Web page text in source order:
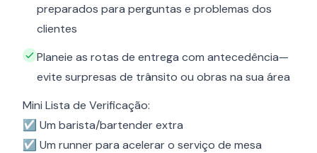
preparados para perguntas e problemas dos
clientes
Planeie as rotas de entrega com antecedência—
evite surpresas de trânsito ou obras na sua área
Mini Lista de Verificação:
☑ Um barista/bartender extra
☑ Um runner para acelerar o serviço de mesa